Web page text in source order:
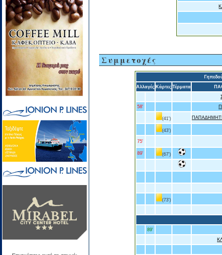
Συμμετοχές
Αλλαγές Κάρτες Τέρματα
58'
(41')
(43')
75'
89' (67')
(73')
89'